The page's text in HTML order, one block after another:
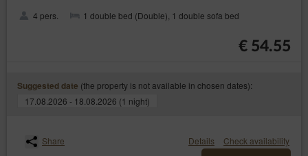
4 pers. 1 double bed (Double), 1 double sofa bed
€ 54.55
Suggested date (the property is not available in chosen dates):
17.08.2026 - 18.08.2026 (1 night)
Share Details Check availability